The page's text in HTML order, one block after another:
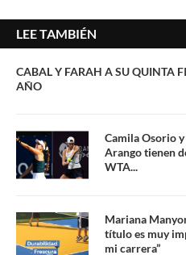
LEE TAMBIÉN
CABAL Y FARAH A SU QUINTA
AÑO
Camila Osorio
Arango tienen
WTA...
Mariana
título es muy
mi carrera”